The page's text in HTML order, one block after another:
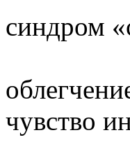
синдром
чувство